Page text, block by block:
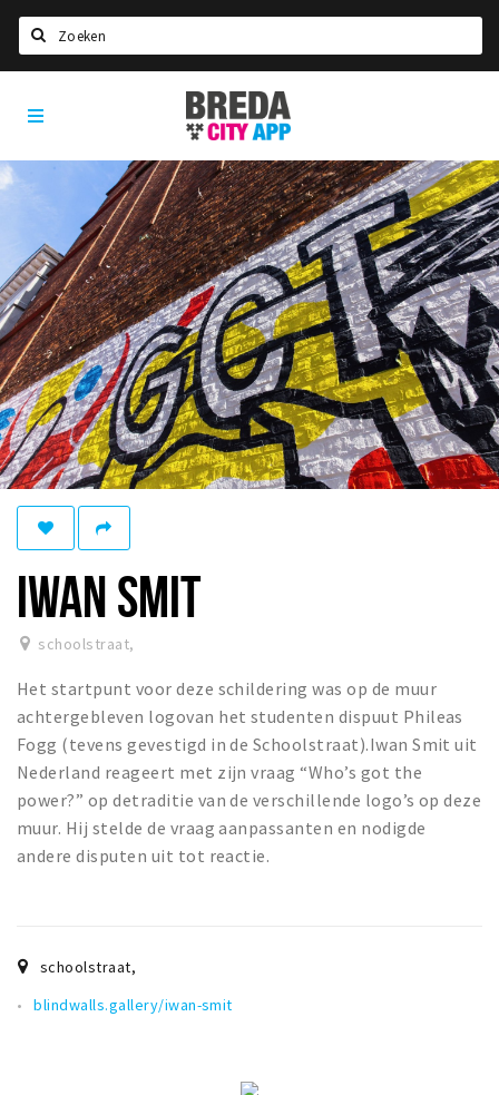
Home
Agenda
Party pics
Nieuws, interviews & blogs
Eten
Drinken
Slapen
Recreatief
Winkels
Winkelgebieden
Bezienswaardigheden
Musea, theaters & podia
Uitjes & activiteiten
Toeristische routes
Natuurgebieden
Baroniepoorten
Sport
Breda
City
App
IWAN SMIT
schoolstraat,
Het startpunt voor deze schildering was op de muur
achtergebleven logovan het studenten dispuut Phileas
Fogg (tevens gevestigd in de School­straat).Iwan Smit uit
Nederland reageert met zijn vraag “Who’s got the
power?” op detraditie van de verschillende logo’s op deze
muur. Hij stelde de vraag aanpassanten en nodigde
andere disputen uit tot reactie.
schoolstraat,
blindwalls.gallery/iwan-smit